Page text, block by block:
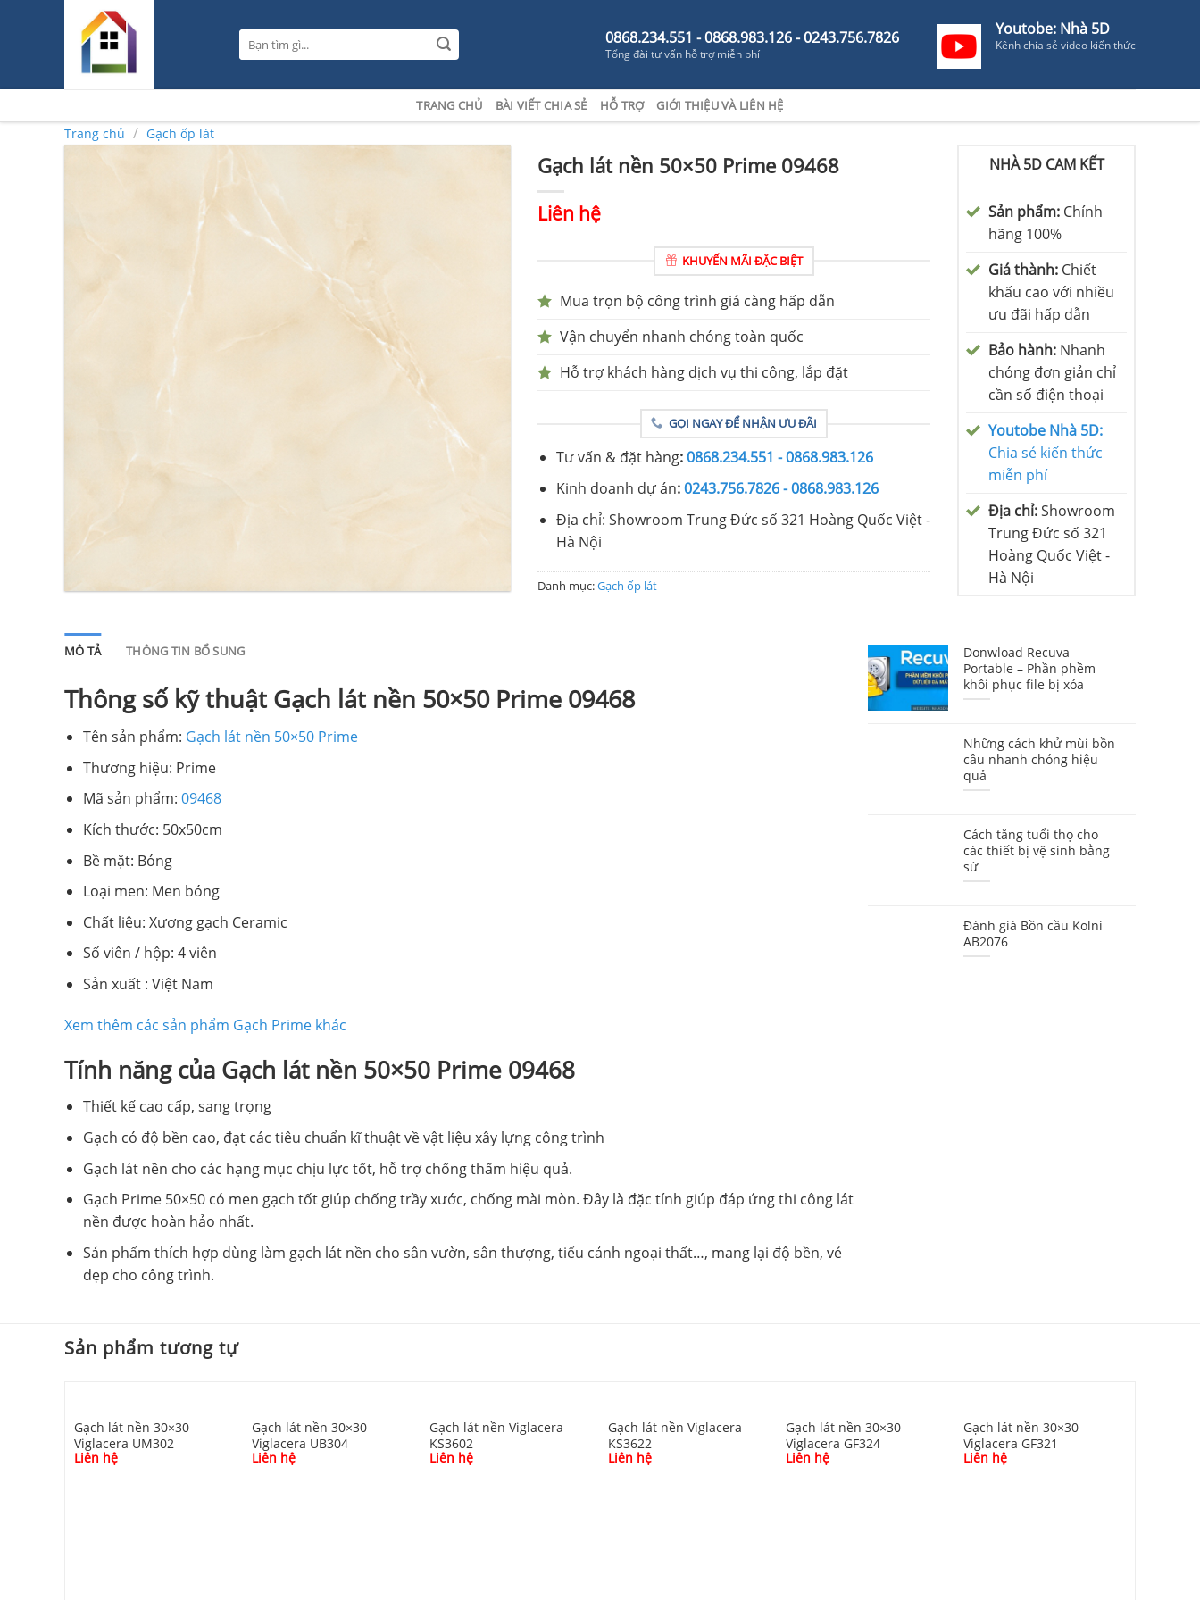
Tìm
kiếm:
0868.234.551 - 0868.983.126 - 0243.756.7826
Tổng đài tư vấn hỗ trợ miễn phí
Youtobe: Nhà 5D
Kênh chia sẻ video kiến thức
TRANG CHỦ BÀI VIẾT CHIA SẺ HỖ TRỢ GIỚI THIỆU VÀ LIÊN HỆ
Trang chủ / Gạch ốp lát
Gạch lát nền 50×50 Prime 09468
Liên hệ
KHUYẾN MÃI ĐẶC BIỆT
Mua trọn bộ công trình giá càng hấp dẫn
Vận chuyển nhanh chóng toàn quốc
Hỗ trợ khách hàng dịch vụ thi công, lắp đặt
GỌI NGAY ĐỂ NHẬN ƯU ĐÃI
Tư vấn & đặt hàng:0868.234.551 - 0868.983.126
Kinh doanh dự án:0243.756.7826 - 0868.983.126
Địa chỉ: Showroom Trung Đức số 321 Hoàng Quốc Việt -
Hà Nội
Danh mục:Gạch ốp lát
NHÀ 5D CAM KẾT
Sản phẩm: Chính
hãng 100%
Giá thành: Chiết
khấu cao với nhiều
ưu đãi hấp dẫn
Bảo hành: Nhanh
chóng đơn giản chỉ
cần số điện thoại
Youtobe Nhà 5D:
Chia sẻ kiến thức
miễn phí
Địa chỉ:Showroom
Trung Đức số 321
Hoàng Quốc Việt -
Hà Nội
MÔ TẢ THÔNG TIN BỔ SUNG
Thông số kỹ thuật Gạch lát nền 50×50 Prime 09468
Tên sản phẩm: Gạch lát nền 50×50 Prime
Thương hiệu: Prime
Mã sản phẩm: 09468
Kích thước: 50x50cm
Bề mặt: Bóng
Loại men: Men bóng
Chất liệu: Xương gạch Ceramic
Số viên / hộp: 4 viên
Sản xuất : Việt Nam
Xem thêm các sản phẩm Gạch Prime khác
Tính năng của Gạch lát nền 50×50 Prime 09468
Thiết kế cao cấp, sang trọng
Gạch có độ bền cao, đạt các tiêu chuẩn kĩ thuật về vật liệu xây lựng công trình
Gạch lát nền cho các hạng mục chịu lực tốt, hỗ trợ chống thấm hiệu quả.
Gạch Prime 50×50 có men gạch tốt giúp chống trầy xước, chống mài mòn. Đây là đặc tính giúp đáp ứng thi công lát
nền được hoàn hảo nhất.
Sản phẩm thích hợp dùng làm gạch lát nền cho sân vườn, sân thượng, tiểu cảnh ngoại thất…, mang lại độ bền, vẻ
đẹp cho công trình.
Donwload Recuva
Portable – Phần phềm
khôi phục file bị xóa
Những cách khử mùi bồn
cầu nhanh chóng hiệu
quả
Cách tăng tuổi thọ cho
các thiết bị vệ sinh bằng
sứ
Đánh giá Bồn cầu Kolni
AB2076
Sản phẩm tương tự
Gạch lát nền 30×30
Viglacera UM302
Liên hệ
Gạch lát nền 30×30
Viglacera UB304
Liên hệ
Gạch lát nền Viglacera
KS3602
Liên hệ
Gạch lát nền Viglacera
KS3622
Liên hệ
Gạch lát nền 30×30
Viglacera GF324
Liên hệ
Gạch lát nền 30×30
Viglacera GF321
Liên hệ